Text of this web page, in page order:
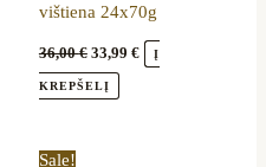
vištiena 24x70g
36,00€ 33,99 € Į
KREPŠELĮ
Sale!